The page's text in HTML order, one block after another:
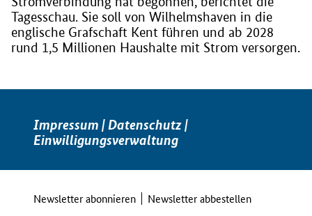
Tagesschau. Sie soll von Wilhelmshaven in die
englische Grafschaft Kent führen und ab 2028
rund 1,5 Millionen Haushalte mit Strom versorgen.
Impressum |Datenschutz|
Einwilligungsverwaltung
Newsletter abonnieren Newsletter abbestellen